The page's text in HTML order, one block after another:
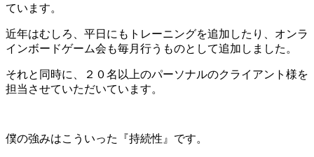
ています。
近年はむしろ、平日にもトレーニングを追加したり、オンラ
インボードゲーム会も毎月行うものとして追加しました。
それと同時に、２０名以上のパーソナルのクライアント様を
担当させていただいています。
僕の強みはこういった『持続性』です。